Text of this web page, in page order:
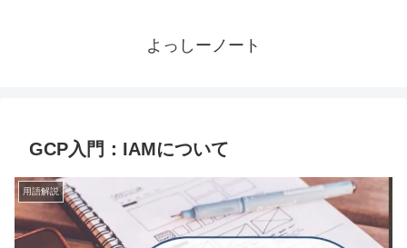
よっしーノート
GCP入門：IAMについて
用語解説